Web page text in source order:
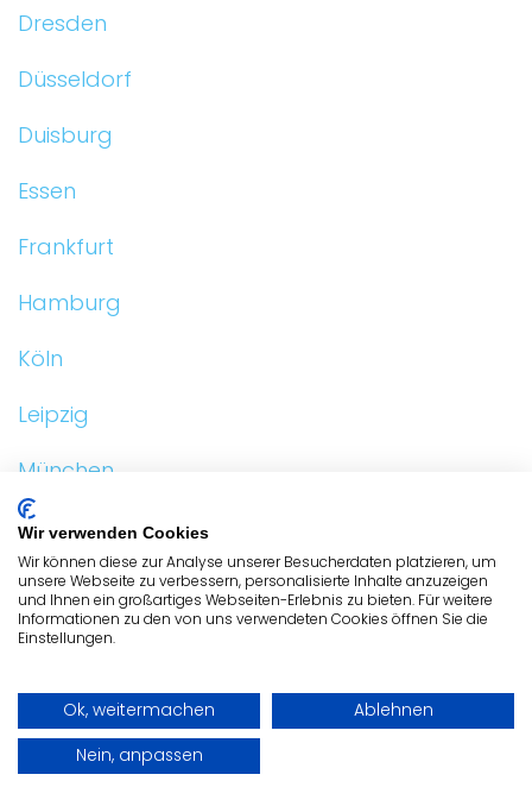
Dresden
Düsseldorf
Duisburg
Essen
Frankfurt
Hamburg
Köln
Leipzig
München
Stuttgart
ALLGEMEIN
NAGELSTUDIOS
NAGELSTUDIOS
Wir verwenden Cookies
Wir können diese zur Analyse unserer Besucherdaten platzieren, um
unsere Webseite zu verbessern, personalisierte Inhalte anzuzeigen
und Ihnen ein großartiges Webseiten-Erlebnis zu bieten. Für weitere
Informationen zu den von uns verwendeten Cookies öffnen Sie die
Einstellungen.
Ok, weitermachen
Ablehnen
Nein, anpassen